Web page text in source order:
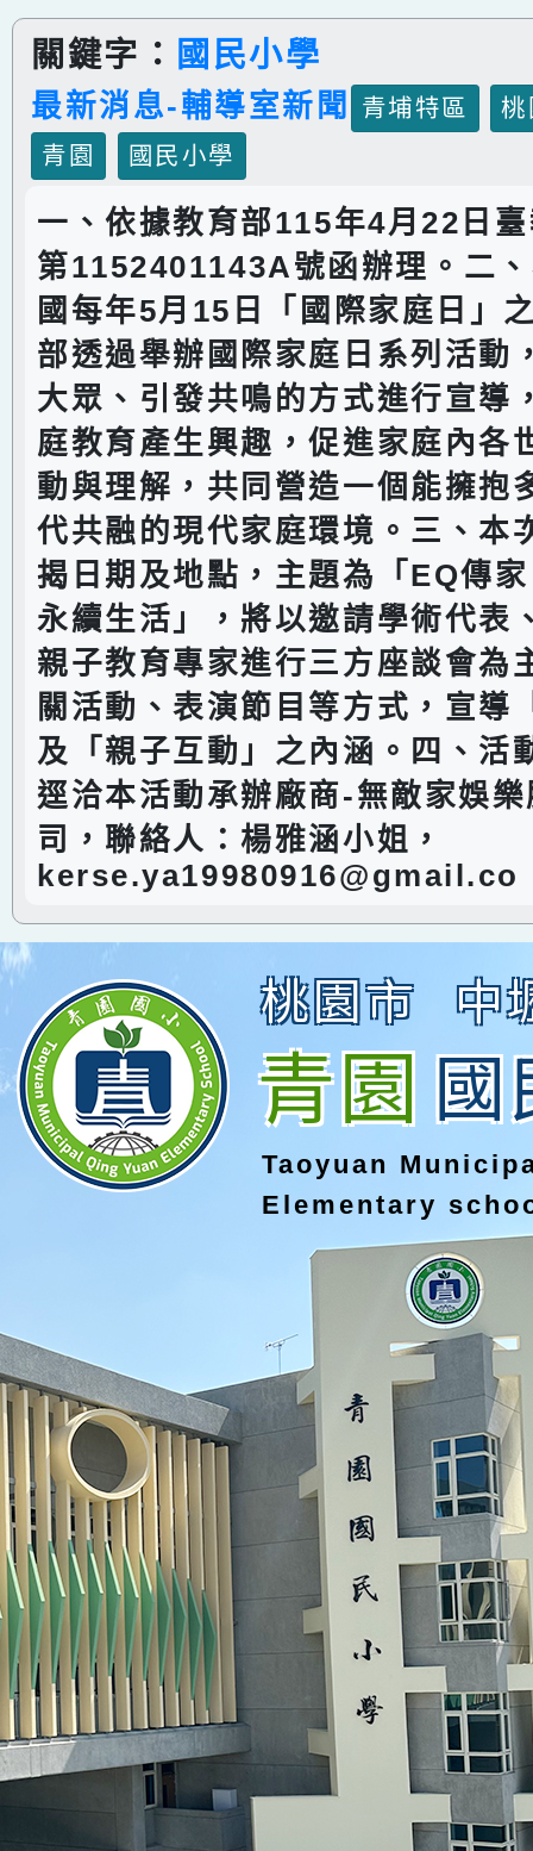
關鍵字： 國民小學
最新消息-輔導室新聞 青埔特區
青園
國民小學
一、依據教育部115年4月22日
第1152401143A號函辦理。二
國每年5月15日「國際家庭日」
部透過舉辦國際家庭日系列活動
大眾、引發共鳴的方式進行宣導
庭教育產生興趣，促進家庭內各
動與理解，共同營造一個能擁抱
代共融的現代家庭環境。三、本
揭日期及地點，主題為「EQ傳
永續生活」，將以邀請學術代表
親子教育專家進行三方座談會為
關活動、表演節目等方式，宣導
及「親子互動」之內涵。四、活
逕洽本活動承辦廠商-無敵家娛
司，聯絡人：楊雅涵小姐，
kerse.ya19980916@gmail.co
桃園市 中
青園國
Taoyuan
Elementary